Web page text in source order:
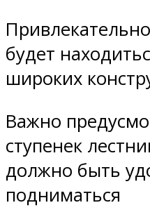
будет
широких
Важно
ступенек
должно быть
подниматься